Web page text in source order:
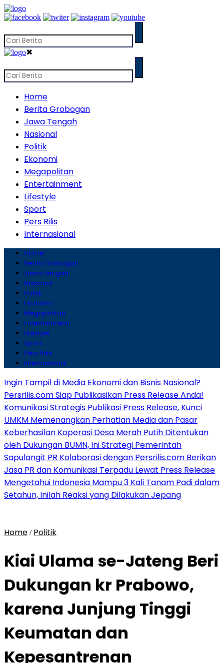
✖
Home
Berita Grobogan
Jawa Tengah
Nasional
Politik
Ekonomi
Megapolitan
Entertainment
Lifestyle
Sport
Pers Rilis
Internasional
Home
Berita Grobogan
Jawa Tengah
Nasional
Politik
Ekonomi
Megapolitan
Entertainment
Lifestyle
Sport
Pers Rilis
Internasional
Ingin Tampil di Media Ekonomi dan Bisnis Nasional?
Persrilis.com Siap Publikasikan Press Release Anda!
Komunikasi Strategis Publikasi Press Release, Kunci
UMKM Memenangkan Perhatian Media dan Pasar
Keberhasilan Koperasi Desa Merah Putih Ditentukan
oleh Dukungan BUMN, Ini Strategi Pemerintah
Sapulangit PR Kolaborasi dengan Persrilis.com Berikan
Jasa PR dan Komunikasi Terpadu Lewat Press Release
Mengetahui Indonesia Mampu 3 Kali Tanam Padi dalam
Setahun, Inilah Reaksi yang Dilakukan Jepang
Home / Politik
Kiai Ulama se-Jateng Beri
Dukungan kr Prabowo,
karena Junjung Tinggi
Keumatan dan
Kepesantrenan